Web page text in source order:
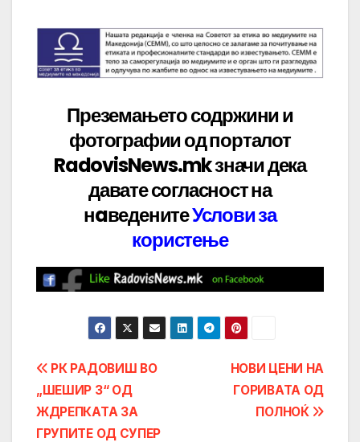
Преземањето содржини и
фотографии од порталот
RadovisNews.mk значи дека
даватесогласност на
нaведенитеУслови за
користење
Post
navigation
НОВИ ЦЕНИ НА
ГОРИВАТА ОД
ПОЛНОЌ
РК РАДОВИШ ВО
„ШЕШИР 3“ ОД
ЖДРЕПКАТА ЗА
ГРУПИТЕ ОД СУПЕР